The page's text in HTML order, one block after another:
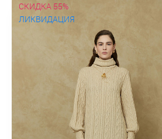
СКИДКА 55%
ЛИКВИДАЦИЯ